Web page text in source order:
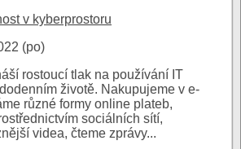
v kyberprostoru
(po)
rostoucí tlak na používání IT
životě. Nakupujeme v e-
různé formy online plateb,
sociálních sítí,
videa, čteme zprávy...